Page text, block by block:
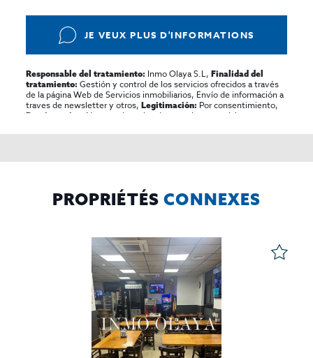
JE VEUX PLUS D'INFORMATIONS
Responsable del tratamiento: Inmo Olaya S.L,Finalidad del
tratamiento: Gestión y control de los servicios ofrecidos a través
de la página Web de Servicios inmobiliarios, Envío de información a
traves de newsletter y otros,Legitimación: Por consentimiento,
Destinatarios:
No se cederan los datos, salvo para elaborar
rectificar y suprimir los datos, solicitar la portabilidad de los
PROPRIÉTÉS CONNEXES